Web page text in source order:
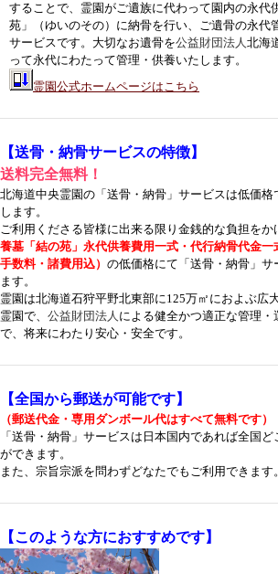
することで、霊園がご遺族に代わって園内の永代
苑」（ゆいのその）に納骨を行い、ご遺骨の永代
サービスです。大切なお遺骨を公益財団法人北海
って永代にわたって管理・供養いたします。
霊園公式ホームページはこちら
【送骨・納骨サービスの特徴】
送料完全無料！
北海道中央霊園の「送骨・納骨」サービスは低価格
します。
ご利用くださる皆様に出来る限り金銭的な負担をか
養墓「結の苑」永代供養費用一式・代行納骨代金
手数料・諸費用込） の低価格にて「送骨・納骨」サ
ます。
霊園は北海道石狩平野北東部に125万㎡におよぶ広
霊園で、 公益財団法人 による健全かつ適正な管理
で、将来にわたり安心・安全です。
【全国から郵送が可能です】
（郵送代金・専用ダンボール代はすべて無料です）
「送骨・納骨」サービスは日本国内であれば全国
ができます。
また、宗旨宗派を問わずどなたでもご利用できます。
【このような方におすすめです】